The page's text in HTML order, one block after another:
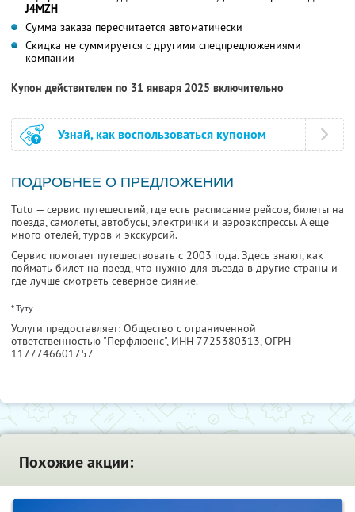
J4MZH
Сумма заказа пересчитается автоматически
Скидка не суммируется с другими спецпредложениями
компании
Купон действителен по 31 января 2025 включительно
Узнай, как воспользоваться купоном
ПОДРОБНЕЕ О ПРЕДЛОЖЕНИИ
Tutu — сервис путешествий, где есть расписание рейсов, билеты на
поезда, самолеты, автобусы, электрички и аэроэкспрессы. А еще
много отелей, туров и экскурсий.
Сервис помогает путешествовать с 2003 года. Здесь знают, как
поймать билет на поезд, что нужно для въезда в другие страны и
где лучше смотреть северное сияние.
* Туту
Услуги предоставляет: Общество с ограниченной
ответственностью "Перфлюенс", ИНН 7725380313, ОГРН
1177746601757
Похожие акции: